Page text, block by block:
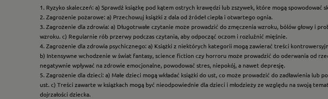
1. Ryzyko skaleczeń: a) Sprawdź książkę pod kątem ostrych krawędzi lub zszywek, które mogą
2. Zagrożenie pożarowe: a) Przechowuj książki z dala od źródeł ciepła i otwartego ognia.
3. Zagrożenie dla zdrowia: a) Długotrwałe czytanie może prowadzić do zmęczenia wzroku, bólów głowy i
wzroku. c) Regularnie rób przerwy podczas czytania, aby odpocząć oczom i rozluźnić mięśnie.
4. Zagrożenie dla zdrowia psychicznego: a) Książki z niektórych kategorii mogą zawierać treści
b) Intensywne wchodzenie w świat fantasy, science fiction czy horroru może prowadzić do oderwania od
negatywnie wpływać na zdrowie emocjonalne, powodować stres, niepokój, a nawet depresję.
5. Zagrożenie dla dzieci: a) Małe dzieci mogą wkładać książki do ust, co może prowadzić do zadławienia
ust. c) Treści zawarte w książkach mogą być nieodpowiednie dla dzieci i młodzieży ze względu na swoją
dojrzałości dziecka.